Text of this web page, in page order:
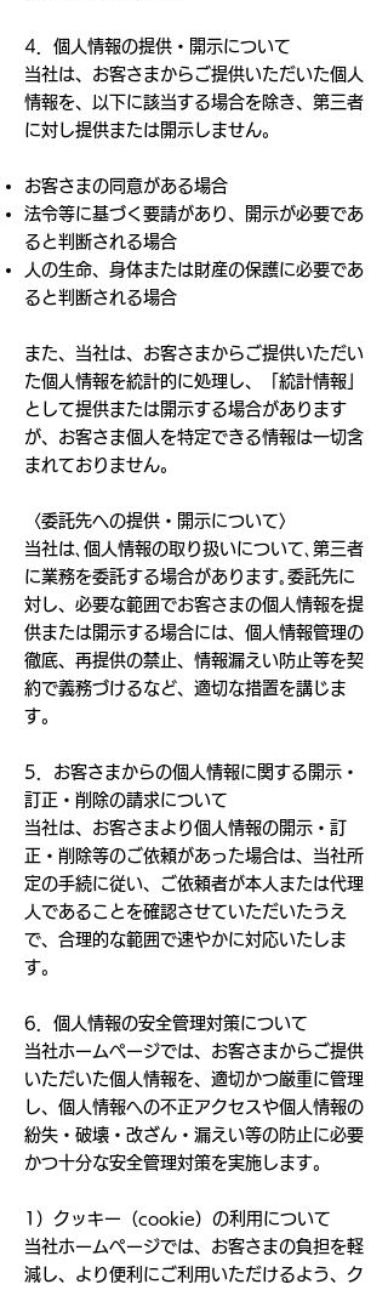
4．個人情報の提供・開示について
当社は、お客さまからご提供いただいた個人
情報を、以下に該当する場合を除き、第三者
に対し提供または開示しません。
お客さまの同意がある場合
法令等に基づく要請があり、開示が必要であ
ると判断される場合
人の生命、身体または財産の保護に必要であ
ると判断される場合
また、当社は、お客さまからご提供いただい
た個人情報を統計的に処理し、「統計情報」
として提供または開示する場合があります
が、お客さま個人を特定できる情報は一切含
まれておりません。
〈委託先への提供・開示について〉
当社は､個人情報の取り扱いについて､第三者
に業務を委託する場合があります｡委託先に
対し、必要な範囲でお客さまの個人情報を提
供または開示する場合には、個人情報管理の
徹底、再提供の禁止、情報漏えい防止等を契
約で義務づけるなど、適切な措置を講じま
す。
5．お客さまからの個人情報に関する開示・
訂正・削除の請求について
当社は、お客さまより個人情報の開示・訂
正・削除等のご依頼があった場合は、当社所
定の手続に従い、ご依頼者が本人または代理
人であることを確認させていただいたうえ
で、合理的な範囲で速やかに対応いたしま
す。
6．個人情報の安全管理対策について
当社ホームページでは、お客さまからご提供
いただいた個人情報を、適切かつ厳重に管理
し、個人情報への不正アクセスや個人情報の
紛失・破壊・改ざん・漏えい等の防止に必要
かつ十分な安全管理対策を実施します。
1）クッキー（cookie）の利用について
当社ホームページでは、お客さまの負担を軽
減し、より便利にご利用いただけるよう、ク